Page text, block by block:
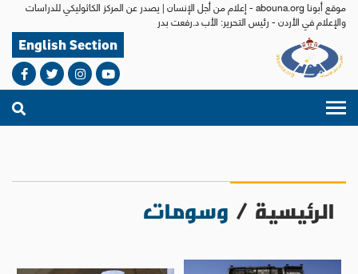
موقع أبونا abouna.org - إعلام من أجل الإنسان | يصدر عن المركز الكاثوليكي للدراسات
والإعلام في الأردن - رئيس التحرير: الأب د.رفعت بدر
English Section
الرئيسية / وسومات